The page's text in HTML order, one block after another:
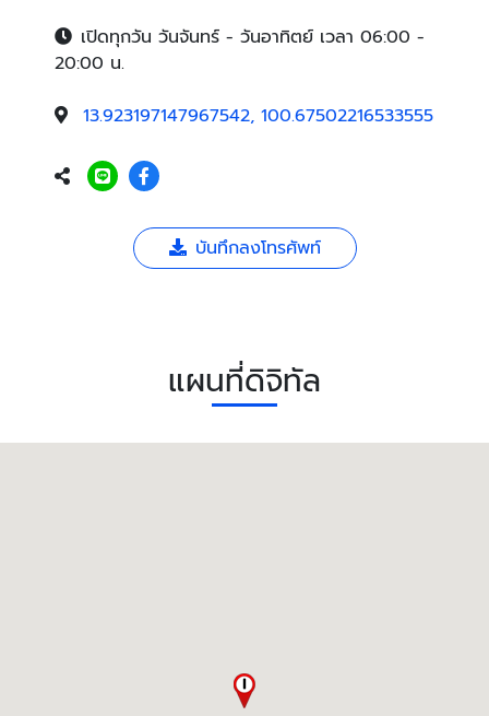
เปิดทุกวัน วันจันทร์ - วันอาทิตย์ เวลา 06:00 -
20:00 น.
13.923197147967542, 100.67502216533555
บันทึกลงโทรศัพท์
แผนที่ดิจิทัล